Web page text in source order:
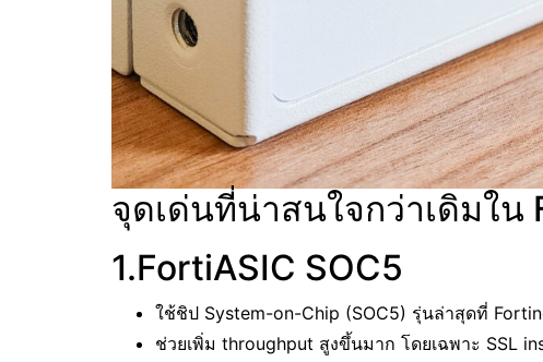
จุดเด่นที่น่าสนใจกว่าเดิมใน
1.FortiASIC SOC5
ใช้ชิป System-on-Chip (SOC5) รุ่นล่าสุดที่
ช่วยเพิ่ม throughput สูงขึ้นมาก โดยเฉพาะ SSL